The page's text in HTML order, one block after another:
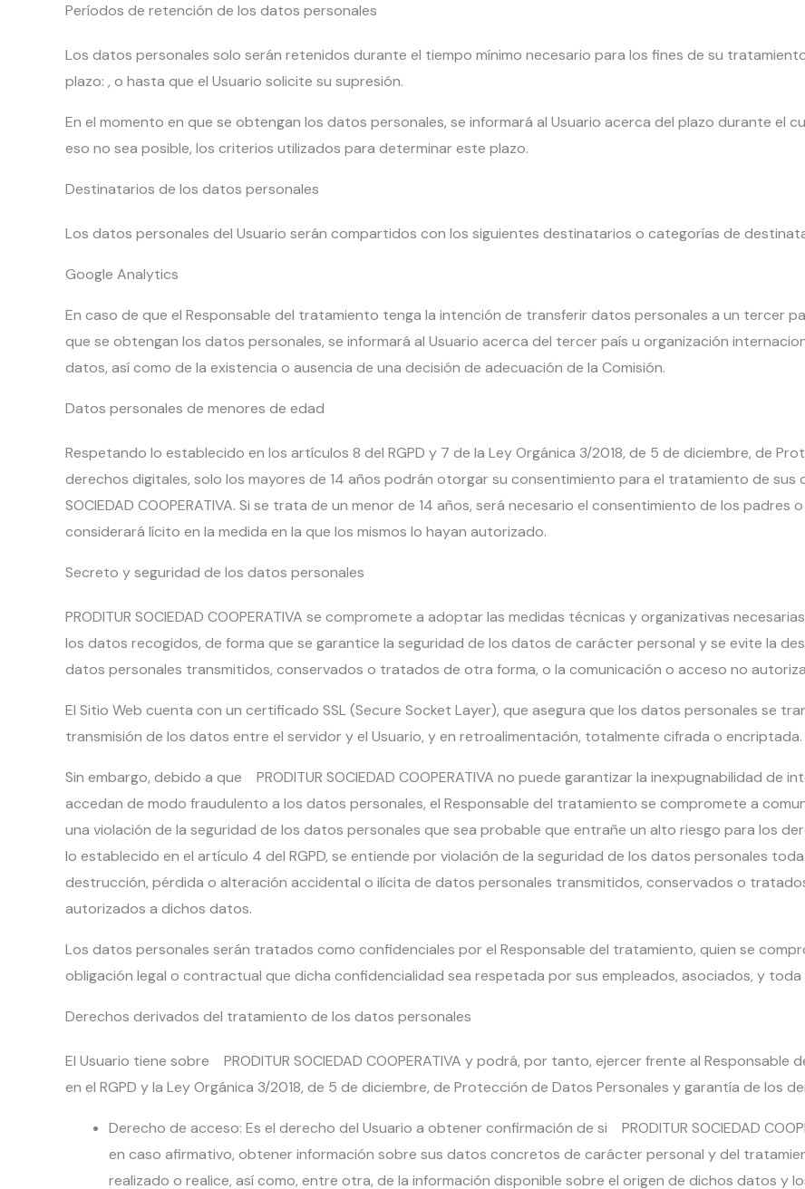
Períodos de retención de los datos personales
Los datos personales solo serán retenidos durante el tiempo mínimo necesario para los fines de su
plazo: , o hasta que el Usuario solicite su supresión.
En el momento en que se obtengan los datos personales, se informará al Usuario acerca del plazo durante el
eso no sea posible, los criterios utilizados para determinar este plazo.
Destinatarios de los datos personales
Los datos personales del Usuario serán compartidos con los siguientes destinatarios o categorías de
Google Analytics
En caso de que el Responsable del tratamiento tenga la intención de transferir datos personales a un tercer
que se obtengan los datos personales, se informará al Usuario acerca del tercer país u organización
datos, así como de la existencia o ausencia de una decisión de adecuación de la Comisión.
Datos personales de menores de edad
Respetando lo establecido en los artículos 8 del RGPD y 7 de la Ley Orgánica 3/2018, de 5 de diciembre, de
derechos digitales, solo los mayores de 14 años podrán otorgar su consentimiento para el tratamiento de
SOCIEDAD COOPERATIVA. Si se trata de un menor de 14 años, será necesario el consentimiento de los
considerará lícito en la medida en la que los mismos lo hayan autorizado.
Secreto y seguridad de los datos personales
PRODITUR SOCIEDAD COOPERATIVA se compromete a adoptar las medidas técnicas y organizativas
los datos recogidos, de forma que se garantice la seguridad de los datos de carácter personal y se evite la
datos personales transmitidos, conservados o tratados de otra forma, o la comunicación o acceso no
El Sitio Web cuenta con un certificado SSL (Secure Socket Layer), que asegura que los datos personales se
transmisión de los datos entre el servidor y el Usuario, y en retroalimentación, totalmente cifrada o encriptada.
Sin embargo, debido a que PRODITUR SOCIEDAD COOPERATIVA no puede garantizar la inexpugnabilidad
accedan de modo fraudulento a los datos personales, el Responsable del tratamiento se compromete a
una violación de la seguridad de los datos personales que sea probable que entrañe un alto riesgo para los
lo establecido en el artículo 4 del RGPD, se entiende por violación de la seguridad de los datos personales
destrucción, pérdida o alteración accidental o ilícita de datos personales transmitidos, conservados o
autorizados a dichos datos.
Los datos personales serán tratados como confidenciales por el Responsable del tratamiento, quien se
obligación legal o contractual que dicha confidencialidad sea respetada por sus empleados, asociados, y toda
Derechos derivados del tratamiento de los datos personales
El Usuario tiene sobre PRODITUR SOCIEDAD COOPERATIVA y podrá, por tanto, ejercer frente al
en el RGPD y la Ley Orgánica 3/2018, de 5 de diciembre, de Protección de Datos Personales y garantía de los
Derecho de acceso: Es el derecho del Usuario a obtener confirmación de si PRODITUR SOCIEDAD
en caso afirmativo, obtener información sobre sus datos concretos de carácter personal y del
realizado o realice, así como, entre otra, de la información disponible sobre el origen de dichos datos y